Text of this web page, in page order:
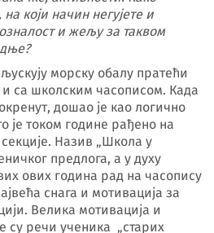
који начин негујете и
и жељу за таквом
морску обалу пратећи
и са школским часописом. Када
дошао је као логично
је током године рађено на
Назив „Школа у
предлога, а у духу
ових година рад на часопису
снага и мотивација за
Велика мотивација и
су речи ученика „старих